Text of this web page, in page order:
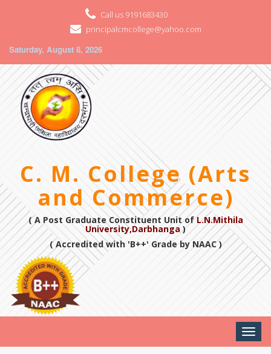
Call us 9191683430
principalcmcollege@yahoo.com
Saturday, August 8, 2026
C. M. College (Arts
and Commerce)
( A Post Graduate Constituent Unit ofL.N.Mithila
University,Darbhanga)
( Accredited with 'B++' Grade by NAAC )
Toggle